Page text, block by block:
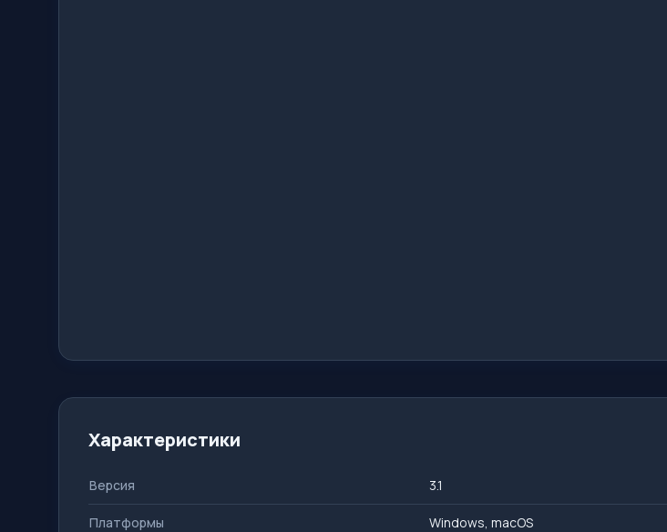
Характеристики
Версия 3.1
Платформы Windows, macOS